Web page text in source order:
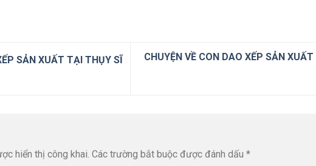
SẢN XUẤT TẠI THỤY SĨ
CHUYỆN VỀ CON DAO XẾP SẢN
hiển thị công khai. Các trường bắt buộc được đánh dấu *